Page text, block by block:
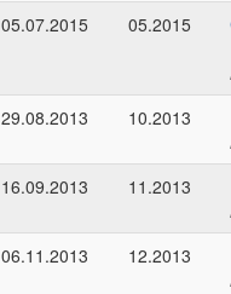
05.07.2015
05.2015
29.08.2013
10.2013
16.09.2013
11.2013
06.11.2013
12.2013